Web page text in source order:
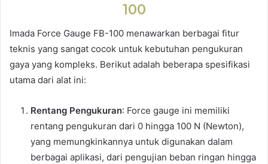
100
Imada Force Gauge FB-100 menawarkan berbagai fitur
teknis yang sangat cocok untuk kebutuhan pengukuran
gaya yang kompleks. Berikut adalah beberapa spesifikasi
utama dari alat ini:
Rentang Pengukuran: Force gauge ini memiliki
rentang pengukuran dari 0 hingga 100 N (Newton),
yang memungkinkannya untuk digunakan dalam
berbagai aplikasi, dari pengujian beban ringan hingga